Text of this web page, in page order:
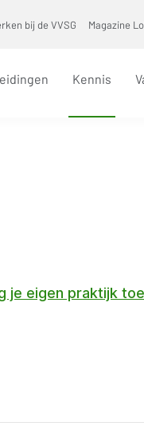
bij de VVSG Magazine
Kennis
je eigen praktijk toe